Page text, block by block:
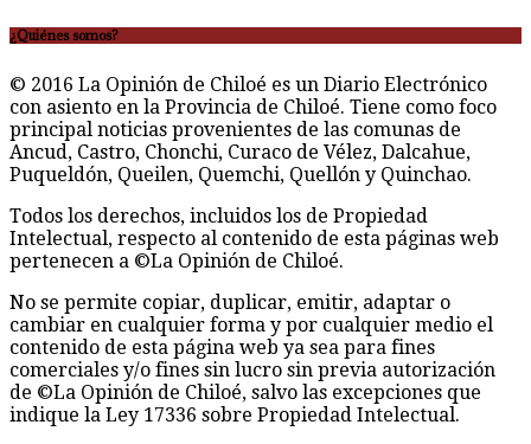
¿Quiénes somos?
© 2016 La Opinión de Chiloé es un Diario Electrónico
con asiento en la Provincia de Chiloé. Tiene como foco
principal noticias provenientes de las comunas de
Ancud, Castro, Chonchi, Curaco de Vélez, Dalcahue,
Puqueldón, Queilen, Quemchi, Quellón y Quinchao.
Todos los derechos, incluidos los de Propiedad
Intelectual, respecto al contenido de esta páginas web
pertenecen a ©La Opinión de Chiloé.
No se permite copiar, duplicar, emitir, adaptar o
cambiar en cualquier forma y por cualquier medio el
contenido de esta página web ya sea para fines
comerciales y/o fines sin lucro sin previa autorización
de ©La Opinión de Chiloé, salvo las excepciones que
indique la Ley 17336 sobre Propiedad Intelectual.